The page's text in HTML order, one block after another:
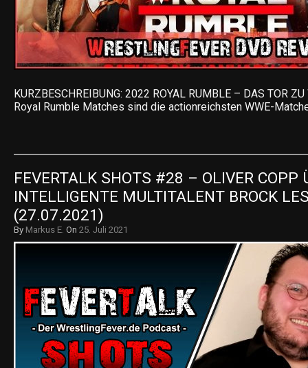
KURZBESCHREIBUNG: 2022 ROYAL RUMBLE – DAS TOR
Royal Rumble Matches sind die actionreichsten WWE-
FEVERTALK SHOTS #28 – OLIVER COPP
INTELLIGENTE MULTITALENT BROCK
(27.07.2021)
By Markus E. On 25. Juli 2021